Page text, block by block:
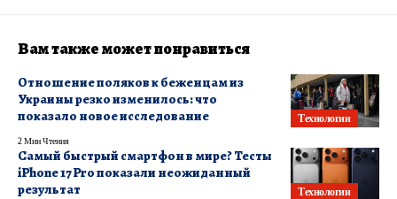
Вам также может понравиться
Технологии
Отношение поляков к беженцам из
Украины резко изменилось: что
показало новое исследование
2 Мин Чтения
Технологии
Самый быстрый смартфон в мире? Тесты
iPhone 17 Pro показали неожиданный
результат